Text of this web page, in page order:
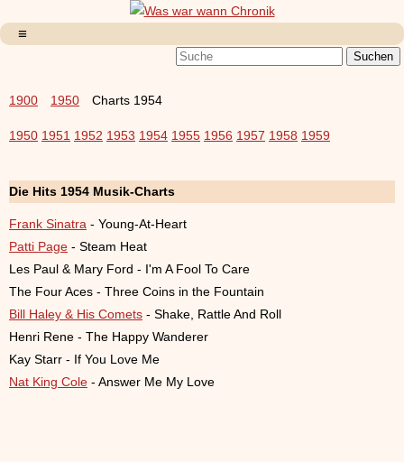
1900 1950 Charts 1954
1950 1951 1952 1953 1954 1955 1956 1957 1958 1959
Die Hits 1954 Musik-Charts
Frank Sinatra - Young-At-Heart
Patti Page - Steam Heat
Les Paul & Mary Ford - I'm A Fool To Care
The Four Aces - Three Coins in the Fountain
Bill Haley & His Comets - Shake, Rattle And Roll
Henri Rene - The Happy Wanderer
Kay Starr - If You Love Me
Nat King Cole - Answer Me My Love